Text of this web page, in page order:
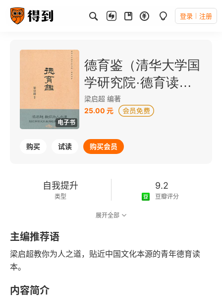
登录 注册
电子书
德育鉴（清华大学国
学研究院·德育读
本）
梁启超 编著
25.00 元
购买 试读 购买会员
自我提升
类型
9.2
豆瓣评分
2011-10-01
发行日期
展开全部
主编推荐语
梁启超教你为人之道，贴近中国文化本源的青年德育读
本。
内容简介